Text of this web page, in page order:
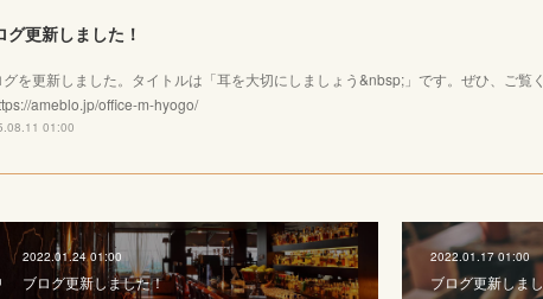
グ更新しました！
グを更新しました。タイトルは「耳を大切にしましょう&nbsp;」です。ぜひ、ご
ameblo.jp/office-m-hyogo/
01:00
2022.01.24 01:00
ブログ更新しました！
2022.01.17 01:00
ブログ更新しま